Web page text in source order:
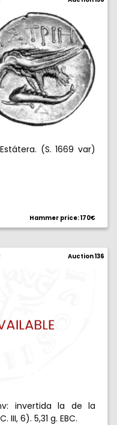
(S. 1669 var)
Hammer price: 170€
Auction 136
invertida la de la
6). 5,31 g. EBC.